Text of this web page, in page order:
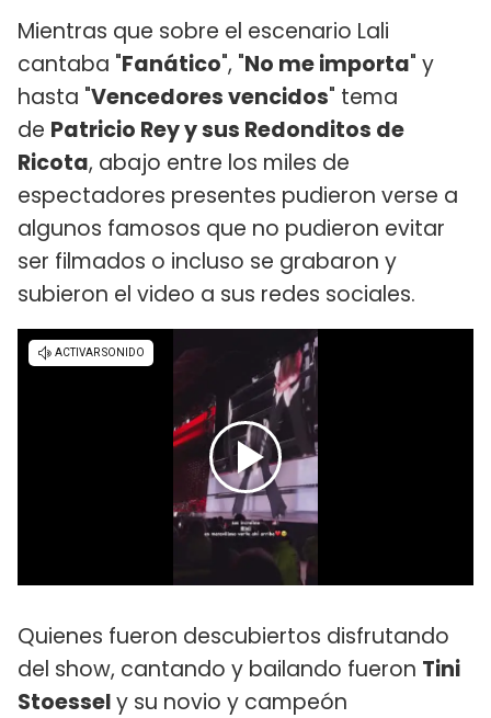
Mientras que sobre el escenario Lali
cantaba "Fanático", "No me importa" y
hasta "Vencedores vencidos" tema
de Patricio Rey y sus Redonditos de
Ricota, abajo entre los miles de
espectadores presentes pudieron verse a
algunos famosos que no pudieron evitar
ser filmados o incluso se grabaron y
subieron el video a sus redes sociales.
Quienes fueron descubiertos disfrutando
del show, cantando y bailando fueron Tini
Stoessely su novio y campeón